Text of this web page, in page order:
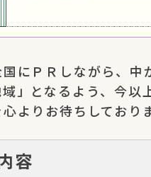
にＰＲしながら、
」となるよう、今以
よりお待ちしており
容